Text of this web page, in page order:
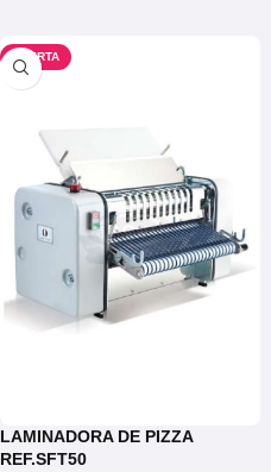
OFERTA
LAMINADORA DE PIZZA
REF.SFT50